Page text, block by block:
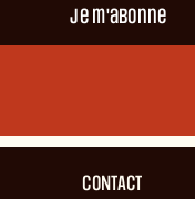
Je m'abonne
CONTACT